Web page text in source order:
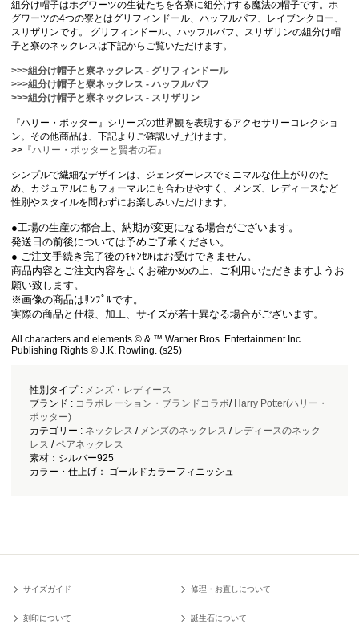
組分け帽子はホグワーツの生徒たちを各寮に組分けする魔法の帽子です。ホ
グワーツの4つの寮とはグリフィンドール、ハッフルパフ、レイブンクロー、
スリザリンです。 グリフィンドール、ハッフルパフ、スリザリンの組分け帽
子と寮のネックレスは下記からご覧いただけます。
>>>組分け帽子と寮ネックレス - グリフィンドール
>>>組分け帽子と寮ネックレス - ハッフルパフ
>>>組分け帽子と寮ネックレス - スリザリン
『ハリー・ポッター』シリーズの世界観を表現するアクセサリーコレクショ
ン。その他商品は、下記よりご確認いただけます。
>> 『ハリー・ポッターと賢者の石』
シンプルで繊細なデザインは、ジェンダーレスでミニマルな仕上がりのた
め、カジュアルにもフォーマルにも合わせやすく、メンズ、レディースなど
性別やスタイルを問わずにお楽しみいただけます。
●工場の生産の都合上、納期が変更になる場合がございます。
発送日の前後については予めご了承ください。
● ご注文手続き完了後のｷｬﾝｾﾙはお受けできません。
商品内容とご注文内容をよくお確かめの上、ご利用いただきますようお
願い致します。
※画像の商品はｻﾝﾌﾟﾙです。
実際の商品と仕様、加工、サイズが若干異なる場合がございます。
All characters and elements © & ™ Warner Bros. Entertainment Inc.
Publishing Rights © J.K. Rowling. (s25)
性別タイプ : メンズ・ レディース
ブランド : コラボレーション・ブランドコラボ/ Harry Potter(ハリー・
ポッター)
カテゴリー : ネックレス / メンズのネックレス / レディースのネック
レス /ペアネックレス
素材：シルバー925
カラー・仕上げ： ゴールドカラーフィニッシュ
サイズガイド 修理・お直しについて
刻印について 誕生石について